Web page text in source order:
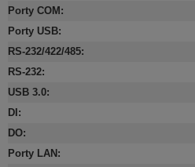
Porty COM :
Porty USB:
RS-232/422/485:
RS-232:
USB 3.0:
DI :
DO:
Porty LAN :